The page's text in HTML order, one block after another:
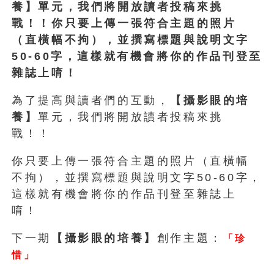
養】單元，我們將開放讀者投稿來挑
戰！！你只要上傳一張符合主題的照片
（直橫幅不拘），並撰寫標題與說明文字
50-60字，這樣就有機會將你的作品刊登至
雜誌上唷！
為了提高與讀者們的互動，
【攝影眼的培
養】單元，我們將開放讀者投稿來挑
戰！！
你只要上傳一張符合主題的照片（直橫幅
不拘），並撰寫標題與說明文字50-60字，
這樣就有機會將你的作品刊登至雜誌上
唷！
下一期 【攝影眼的培養】 創作主題：
「珍
惜」